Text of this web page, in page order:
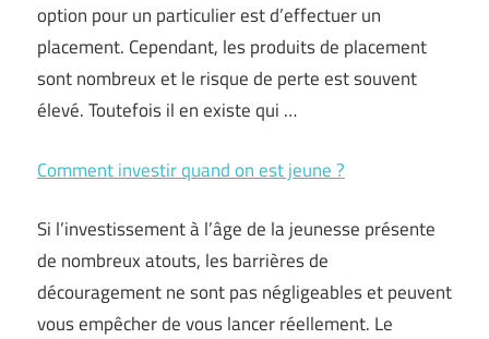
option pour un particulier est d’effectuer un
placement. Cependant, les produits de placement
sont nombreux et le risque de perte est souvent
élevé. Toutefois il en existe qui …
Comment investir quand on est jeune ?
Si l’investissement à l’âge de la jeunesse présente
de nombreux atouts, les barrières de
découragement ne sont pas négligeables et peuvent
vous empêcher de vous lancer réellement. Le